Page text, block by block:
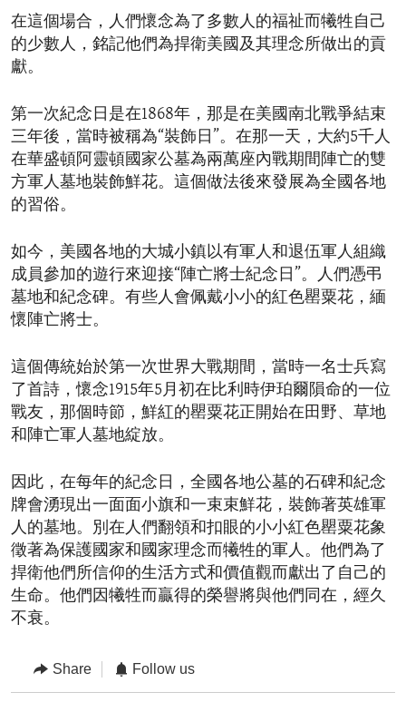
在這個場合，人們懷念為了多數人的福祉而犧牲自己
的少數人，銘記他們為捍衛美國及其理念所做出的貢
獻。
第一次紀念日是在1868年，那是在美國南北戰爭結束
三年後，當時被稱為“裝飾日”。在那一天，大約5千人
在華盛頓阿靈頓國家公墓為兩萬座內戰期間陣亡的雙
方軍人墓地裝飾鮮花。這個做法後來發展為全國各地
的習俗。
如今，美國各地的大城小鎮以有軍人和退伍軍人組織
成員參加的遊行來迎接“陣亡將士紀念日”。人們憑弔
墓地和紀念碑。有些人會佩戴小小的紅色罌粟花，緬
懷陣亡將士。
這個傳統始於第一次世界大戰期間，當時一名士兵寫
了首詩，懷念1915年5月初在比利時伊珀爾隕命的一位
戰友，那個時節，鮮紅的罌粟花正開始在田野、草地
和陣亡軍人墓地綻放。
因此，在每年的紀念日，全國各地公墓的石碑和紀念
牌會湧現出一面面小旗和一束束鮮花，裝飾著英雄軍
人的墓地。別在人們翻領和扣眼的小小紅色罌粟花象
徵著為保護國家和國家理念而犧牲的軍人。他們為了
捍衛他們所信仰的生活方式和價值觀而獻出了自己的
生命。他們因犧牲而贏得的榮譽將與他們同在，經久
不衰。
Share Follow us